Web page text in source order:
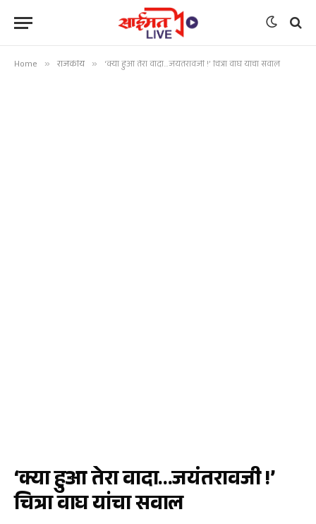
Home » राजकीय » ‘क्या हुआ तेरा वादा…जयंतरावजी !’ चित्रा वाघ यांचा सवाल
‘क्या हुआ तेरा वादा…जयंतरावजी !’
चित्रा वाघ यांचा सवाल